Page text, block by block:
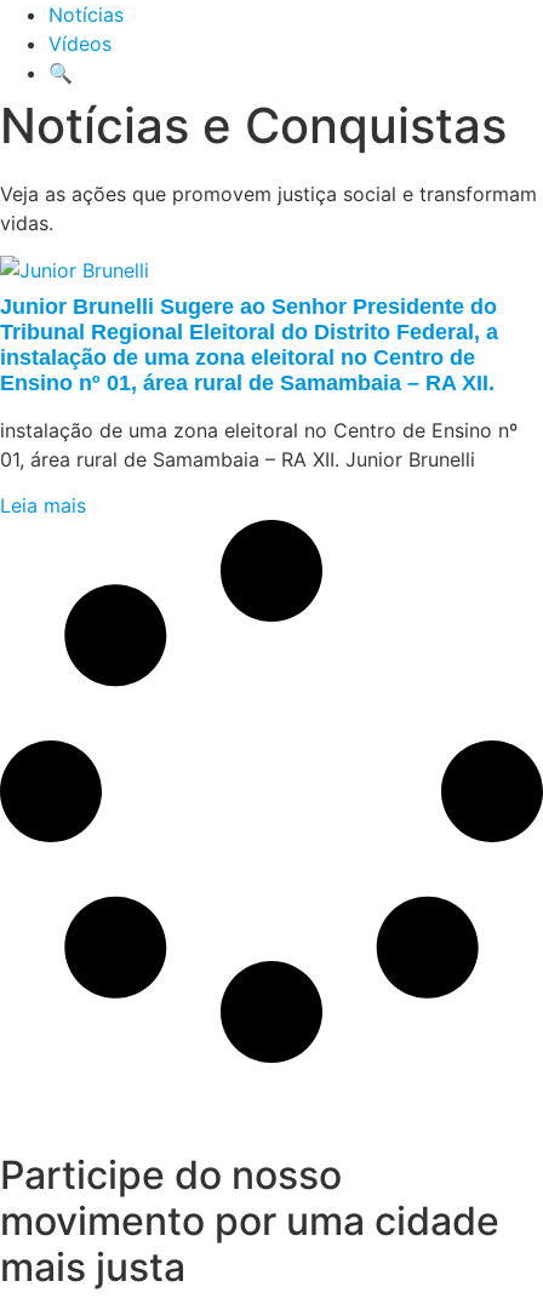
Notícias
Vídeos
🔍
Notícias e Conquistas
Veja as ações que promovem justiça social e transformam
vidas.
Junior Brunelli Sugere ao Senhor Presidente do
Tribunal Regional Eleitoral do Distrito Federal, a
instalação de uma zona eleitoral no Centro de
Ensino nº 01, área rural de Samambaia – RA XII.
instalação de uma zona eleitoral no Centro de Ensino nº
01, área rural de Samambaia – RA XII. Junior Brunelli
Leia mais
Participe do nosso
movimento por uma cidade
mais justa